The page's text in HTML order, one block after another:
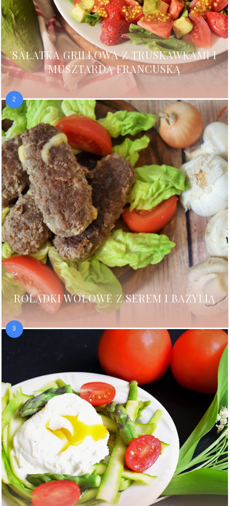
SAŁATKA GRILLOWA Z TRUSKAWKAMI I
MUSZTARDĄ FRANCUSKĄ
ROLADKI WOŁOWE Z SEREM I BAZYLIĄ